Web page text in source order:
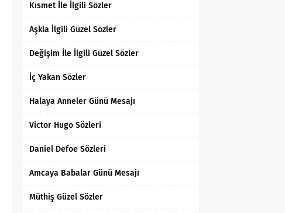
Kısmet İle İlgili Sözler
Aşkla İlgili Güzel Sözler
Değişim İle İlgili Güzel Sözler
İç Yakan Sözler
Halaya Anneler Günü Mesajı
Victor Hugo Sözleri
Daniel Defoe Sözleri
Amcaya Babalar Günü Mesajı
Müthiş Güzel Sözler